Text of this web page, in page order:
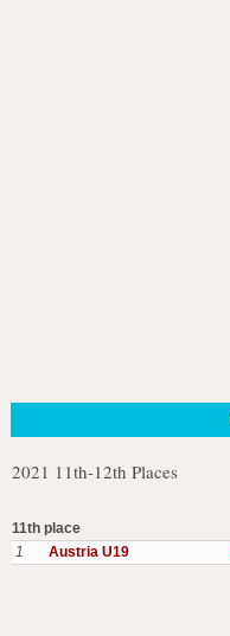
2021 11th-12th Places
11th place
1
Austria U19